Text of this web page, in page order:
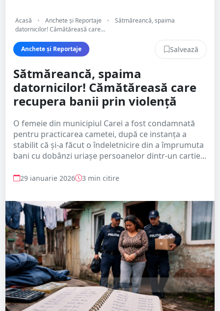
Acasă • Anchete și Reportaje •
Sătmăreancă, spaima
datornicilor! Cămătăreasă care...
Anchete și Reportaje Salvează
Sătmăreancă, spaima
datornicilor! Cămătăreasă care
recupera banii prin violență
O femeie din municipiul Carei a fost condamnată
pentru practicarea cametei, după ce instanța a
stabilit că și-a făcut o îndeletnicire din a împrumuta
bani cu dobânzi uriașe persoanelor dintr-un cartie...
29 ianuarie 2026 3 min citire